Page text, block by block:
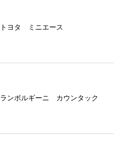
トヨタ ミニエース
ランボルギーニ カウンタック